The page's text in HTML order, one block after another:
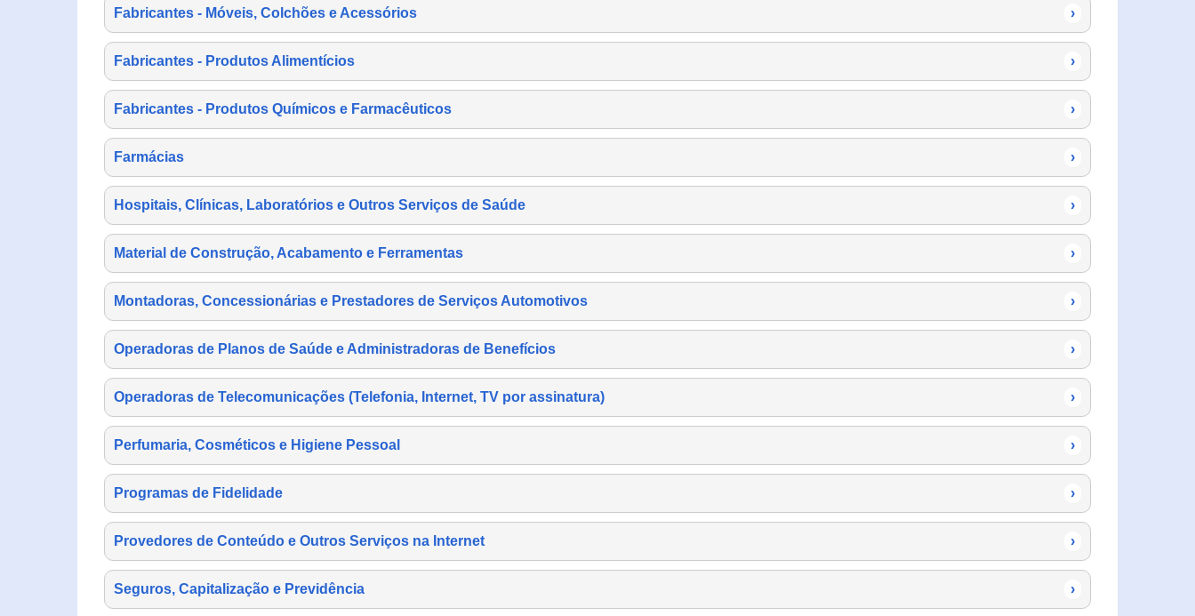
Fabricantes - Móveis, Colchões e Acessórios ›
Fabricantes - Produtos Alimentícios ›
Fabricantes - Produtos Químicos e Farmacêuticos ›
Farmácias ›
Hospitais, Clínicas, Laboratórios e Outros Serviços de Saúde ›
Material de Construção, Acabamento e Ferramentas ›
Montadoras, Concessionárias e Prestadores de Serviços Automotivos ›
Operadoras de Planos de Saúde e Administradoras de Benefícios ›
Operadoras de Telecomunicações (Telefonia, Internet, TV por assinatura) ›
Perfumaria, Cosméticos e Higiene Pessoal ›
Programas de Fidelidade ›
Provedores de Conteúdo e Outros Serviços na Internet ›
Seguros, Capitalização e Previdência ›